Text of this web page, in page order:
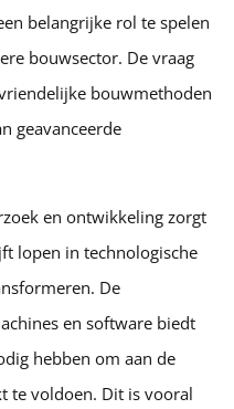
belangrijke rol te spelen
bouwsector. De vraag
bouwmethoden
geavanceerde
en ontwikkeling zorgt
lopen in technologische
De
en software biedt
hebben om aan de
te voldoen. Dit is vooral